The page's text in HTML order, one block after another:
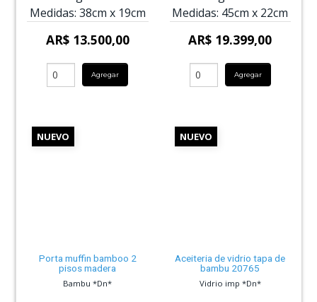
Medidas: 38cm x 19cm
AR$ 13.500,00
Agregar
Medidas: 45cm x 22cm
AR$ 19.399,00
Agregar
NUEVO
Porta muffin bamboo 2
pisos madera
Bambu *Dn*
NUEVO
Aceiteria de vidrio tapa de
bambu 20765
Vidrio imp *Dn*